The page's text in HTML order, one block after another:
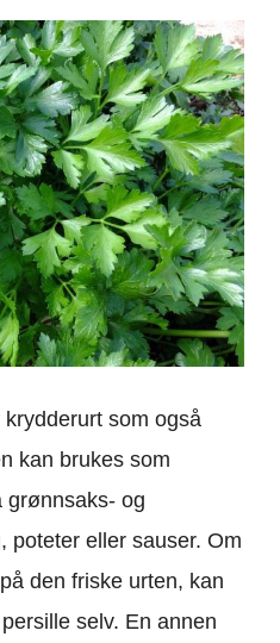
som også
kan brukes som
grønnsaks- og
poteter eller sauser. Om
den friske urten, kan
selv. En annen